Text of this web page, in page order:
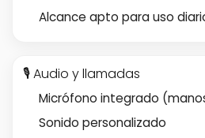
Alcance apto para uso
🎙️ Audio y llamadas
Micrófono integrado
Sonido personalizado